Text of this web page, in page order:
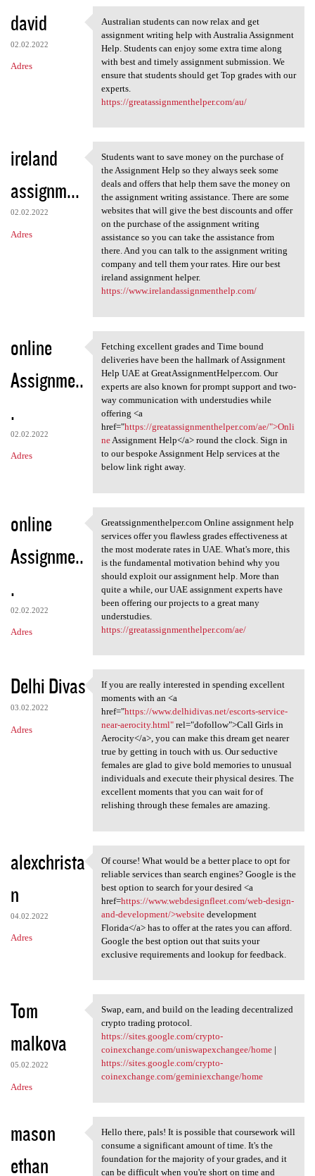
david
02.02.2022
Adres
Australian students can now
Australian students can now relax and get
assignment writing help with Australia Assignment
Help. Students can enjoy some extra time along
with best and timely assignment submission. We
ensure that students should get Top grades with our
experts.
https://greatassignmenthelper.com/au/
ireland
assignm...
02.02.2022
Adres
Students want to save money
Students want to save money on the purchase of
the Assignment Help so they always seek some
deals and offers that help them save the money on
the assignment writing assistance. There are some
websites that will give the best discounts and offer
on the purchase of the assignment writing
assistance so you can take the assistance from
there. And you can talk to the assignment writing
company and tell them your rates. Hire our best
ireland assignment helper.
https://www.irelandassignmenthelp.com/
online
Assignme..
.
02.02.2022
Adres
Fetching excellent grades and
Fetching excellent grades and Time bound
deliveries have been the hallmark of Assignment
Help UAE at GreatAssignmentHelper.com. Our
experts are also known for prompt support and two-
way communication with understudies while
offering <a
href="https://greatassignmenthelper.com/ae/">Onli
neAssignment Help</a> round the clock. Sign in
to our bespoke Assignment Help services at the
below link right away.
online
Assignme..
.
02.02.2022
Adres
Greatssignmenthelper.com
Greatssignmenthelper.com Online assignment help
services offer you flawless grades effectiveness at
the most moderate rates in UAE. What's more, this
is the fundamental motivation behind why you
should exploit our assignment help. More than
quite a while, our UAE assignment experts have
been offering our projects to a great many
understudies.
https://greatassignmenthelper.com/ae/
Delhi Divas
03.02.2022
Adres
If you are really interested
If you are really interested in spending excellent
moments with an <a
href="https://www.delhidivas.net/escorts-service-
near-aerocity.html"rel="dofollow">Call Girls in
Aerocity</a>, you can make this dream get nearer
true by getting in touch with us. Our seductive
females are glad to give bold memories to unusual
individuals and execute their physical desires. The
excellent moments that you can wait for of
relishing through these females are amazing.
alexchrista
n
04.02.2022
Adres
Of course! What would be a
Of course! What would be a better place to opt for
reliable services than search engines? Google is the
best option to search for your desired <a
href=https://www.webdesignfleet.com/web-design-
and-development/>websitedevelopment
Florida</a> has to offer at the rates you can afford.
Google the best option out that suits your
exclusive requirements and lookup for feedback.
Tom
malkova
05.02.2022
Adres
Swap, earn, and build on the
Swap, earn, and build on the leading decentralized
crypto trading protocol.
https://sites.google.com/crypto-
coinexchange.com/uniswapexchangee/home|
https://sites.google.com/crypto-
coinexchange.com/geminiexchange/home
mason
ethan
Hello there, pals! It is
Hello there, pals! It is possible that coursework will
consume a significant amount of time. It's the
foundation for the majority of your grades, and it
can be difficult when you're short on time and